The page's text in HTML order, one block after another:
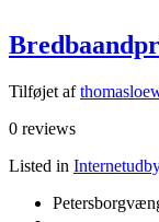
Tilføjet af
0 reviews
Listed in